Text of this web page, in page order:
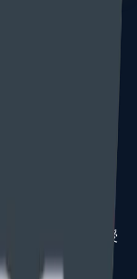
美国
。
诉、加速审查、
补正、权属变
包价内。
次 OA 答复 + 授